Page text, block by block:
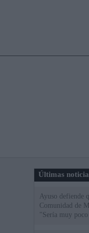
Últimas
Ayuso defiende
Comunidad de
"Sería muy